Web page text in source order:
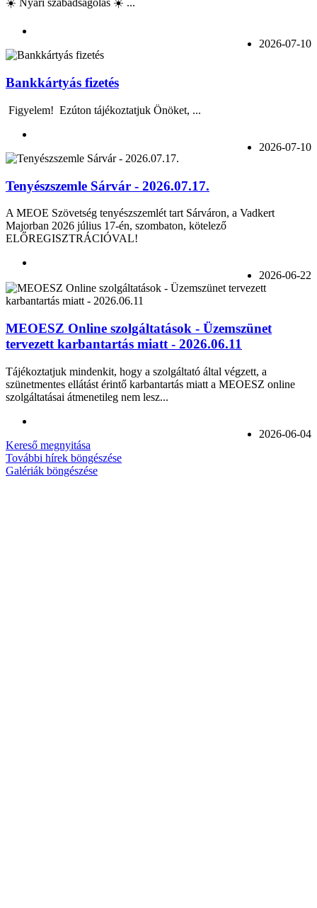
☀️ Nyári szabadságolás ☀️ ...
2026-07-10
Bankkártyás fizetés
Figyelem! Ezúton tájékoztatjuk Önöket, ...
2026-07-10
Tenyészszemle Sárvár - 2026.07.17.
A MEOE Szövetség tenyészszemlét tart Sárváron, a Vadkert
Majorban 2026 július 17-én, szombaton, kötelező
ELŐREGISZTRÁCIÓVAL!
2026-06-22
MEOESZ Online szolgáltatások - Üzemszünet
tervezett karbantartás miatt - 2026.06.11
Tájékoztatjuk mindenkit, hogy a szolgáltató által végzett, a
szünetmentes ellátást érintő karbantartás miatt a MEOESZ online
szolgáltatásai átmenetileg nem lesz...
2026-06-04
Kereső megnyitása
További hírek böngészése
Galériák böngészése